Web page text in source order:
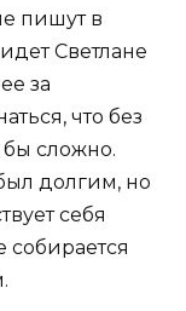
пишут в
Светлане
за
что без
сложно.
долгим, но
себя
собирается